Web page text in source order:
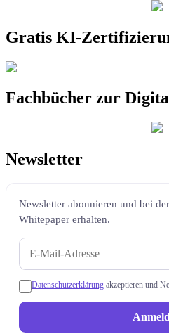
Gratis KI-
Fachbücher zur
Newsletter
Newsletter abonnieren und bei
Whitepaper erhalten.
Datenschutzerklärung akzeptieren und